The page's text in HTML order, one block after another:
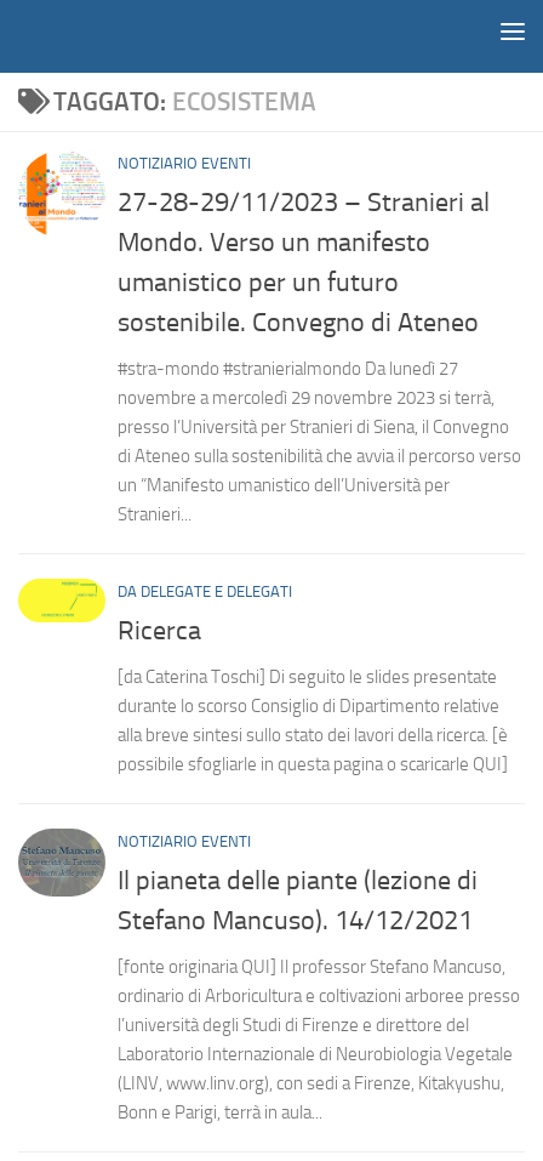
TAGGATO: ECOSISTEMA
NOTIZIARIO EVENTI
27-28-29/11/2023 – Stranieri al
Mondo. Verso un manifesto
umanistico per un futuro
sostenibile. Convegno di Ateneo
#stra-mondo #stranierialmondo Da lunedì 27
novembre a mercoledì 29 novembre 2023 si terrà,
presso l’Università per Stranieri di Siena, il Convegno
di Ateneo sulla sostenibilità che avvia il percorso verso
un “Manifesto umanistico dell’Università per
Stranieri...
DA DELEGATE E DELEGATI
Ricerca
[da Caterina Toschi] Di seguito le slides presentate
durante lo scorso Consiglio di Dipartimento relative
alla breve sintesi sullo stato dei lavori della ricerca. [è
possibile sfogliarle in questa pagina o scaricarle QUI]
NOTIZIARIO EVENTI
Il pianeta delle piante (lezione di
Stefano Mancuso). 14/12/2021
[fonte originaria QUI] Il professor Stefano Mancuso,
ordinario di Arboricultura e coltivazioni arboree presso
l’università degli Studi di Firenze e direttore del
Laboratorio Internazionale di Neurobiologia Vegetale
(LINV, www.linv.org), con sedi a Firenze, Kitakyushu,
Bonn e Parigi, terrà in aula...